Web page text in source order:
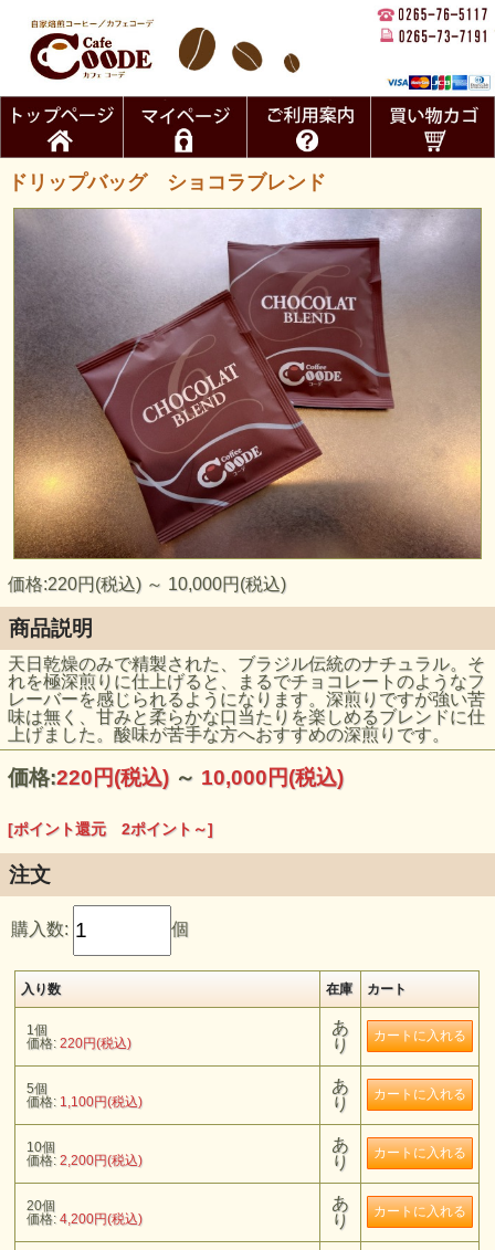
ドリップバッグ ショコラブレンド
価格:220円(税込) ～ 10,000円(税込)
商品説明
天日乾燥のみで精製された、ブラジル伝統のナチュラル。そ
れを極深煎りに仕上げると、まるでチョコレートのようなフ
レーバーを感じられるようになります。深煎りですが強い苦
味は無く、甘みと柔らかな口当たりを楽しめるブレンドに仕
上げました。酸味が苦手な方へおすすめの深煎りです。
価格:220円(税込) ～ 10,000円(税込)
[ポイント還元 2ポイント～]
注文
購入数: 個
入り数 在庫 カート
1個
価格:220円(税込)
あ
り
5個
価格: 1,100円(税込)
あ
り
10個
価格:2,200円(税込)
あ
り
20個
価格:4,200円(税込)
あ
り